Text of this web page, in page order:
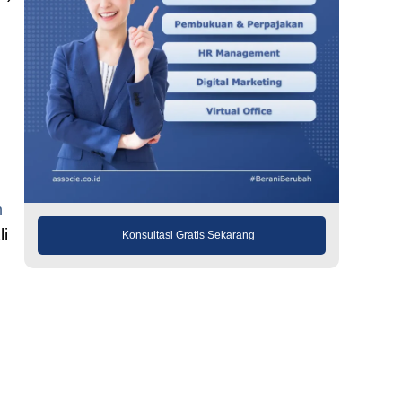
Konsultasi Gratis Sekarang